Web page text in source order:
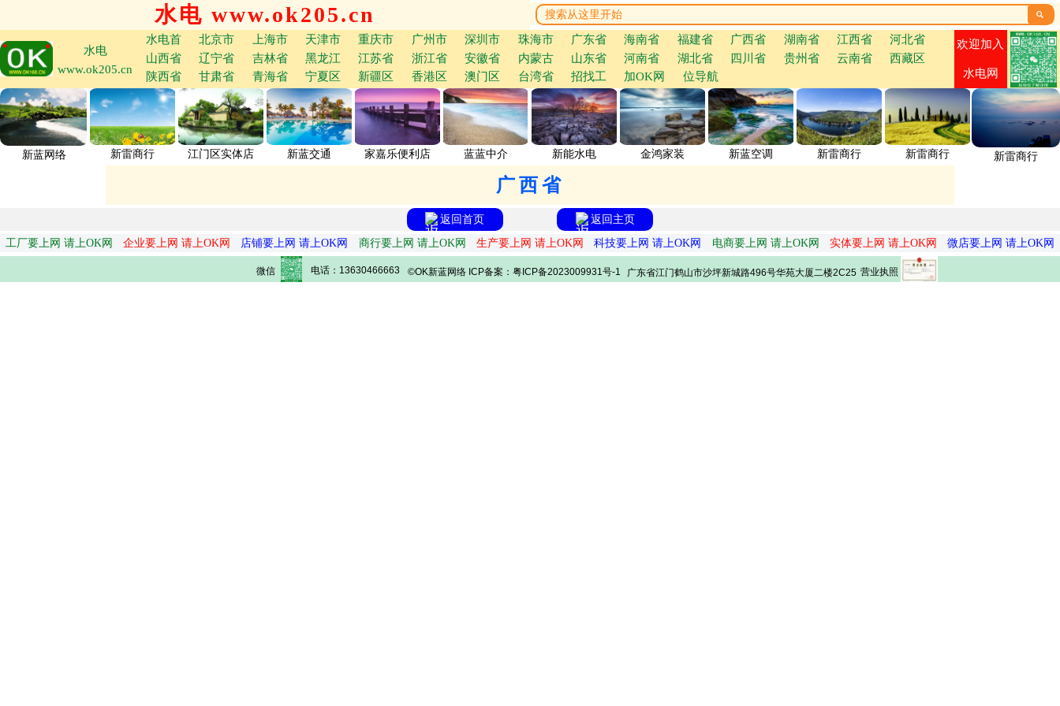
水电 www.ok205.cn 
水电
www.ok205.cn
水电首 北京市 上海市 天津市 重庆市 广州市 深圳市 珠海市 广东省 海南省 福建省 广西省 湖南省 江西省
河北省
山西省
辽宁省 吉林省 黑龙江 江苏省 浙江省 安徽省 内蒙古 山东省 河南省 湖北省 四川省 贵州省 云南省
西藏区
陕西省
甘肃省 青海省 宁夏区 新疆区 香港区 澳门区 台湾省 招找工 加OK网 位导航
欢迎加入
水电网
新蓝网络 新雷商行 江门区实体店 新蓝交通 家嘉乐便利店 蓝蓝中介 新能水电 金鸿家装 新蓝空调 新雷商行 新雷商行 新雷商行
广西省
返回首页
返回主页
工厂要上网 请上OK网
企业要上网 请上OK网 店铺要上网 请上OK网 商行要上网 请上OK网 生产要上网 请上OK网 科技要上网 请上OK网 电商要上网 请上OK网 实体要上网 请上OK网 微店要上网 请上OK网
微信 电话：13630466663 ©OK新蓝网络 ICP备案：粤ICP备2023009931号-1 广东省江门鹤山市沙坪新城路496号华苑大厦二楼2C25 营业执照